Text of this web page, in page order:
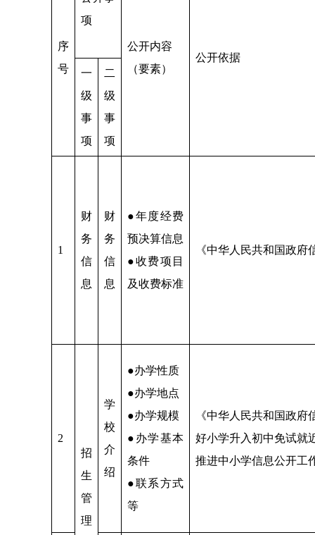
序
号
项
公开内容
（要素）
公开依据
一
级
事
项
二
级
事
项
1
财
务
信
息
财
务
信
息
●年度经费
预决算信息
●收费项目
及收费标准
《中华人民共和国政府
2
招
生
管
理
学
校
介
绍
●办学性质
●办学地点
●办学规模
●办学基本
条件
●联系方式
等
《中华人民共和国政
好小学升入初中免试就
推进中小学信息公开工